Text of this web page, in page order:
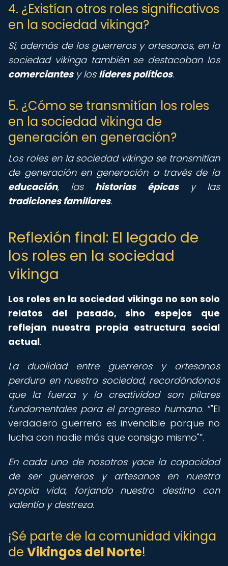
4. ¿Existían otros roles significativos
en la sociedad vikinga?
Sí, además de los guerreros y artesanos, en la
sociedad vikinga también se destacaban los
comerciantesy los líderes políticos.
5. ¿Cómo se transmitían los roles
en la sociedad vikinga de
generación en generación?
Los roles en la sociedad vikinga se transmitían
de generación en generación a través de la
educación, las historias épicasy las
tradiciones familiares.
Reflexión final: El legado de
los roles en la sociedad
vikinga
Los roles en la sociedad vikinga no son solo
relatos del pasado, sino espejos que
reflejan nuestra propia estructura social
actual.
La dualidad entre guerreros y artesanos
perdura en nuestra sociedad, recordándonos
que la fuerza y la creatividad son pilares
fundamentales para el progreso humano. "El
verdadero guerrero es invencible porque no
lucha con nadie más que consigo mismo" .
En cada uno de nosotros yace la capacidad
de ser guerreros y artesanos en nuestra
propia vida, forjando nuestro destino con
valentía y destreza.
¡Sé parte de la comunidad vikinga
de Vikingos del Norte!